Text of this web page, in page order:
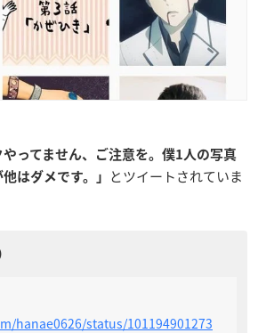
やってません、ご注意を。僕1人の写真
はダメです。
」
とツイートされていま
hanae0626/status/101194901273